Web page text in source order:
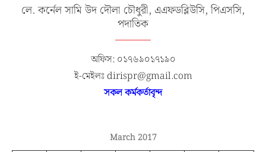
লে. কর্নেল সামি উদ দৌলা চৌধুরী, এএফডব্লিউসি, পিএসসি,
পদাতিক
অফিস: ০১৭৬৯০১৭১৯০
ই-মেইলঃ dirispr@gmail.com
সকল কর্মকর্তাবৃন্দ
March 2017